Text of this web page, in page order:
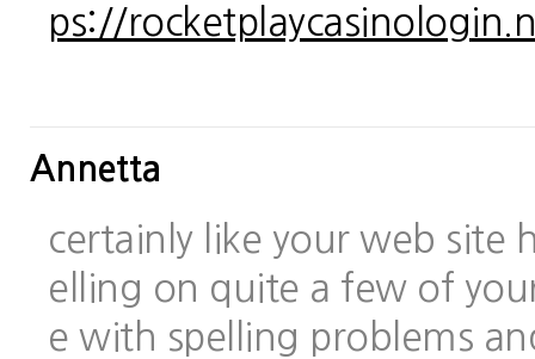
ps://
Annetta
certainly like your web site
elling on quite a few of
e with spelling problems